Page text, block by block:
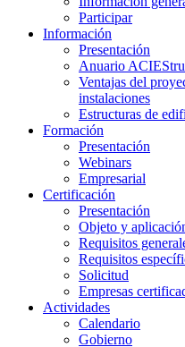
Participar
Información
Presentación
Anuario
Ventajas del
instalaciones
Estructuras de
Formación
Presentación
Webinars
Empresarial
Certificación
Presentación
Objeto y
Requisitos
Requisitos
Solicitud
Empresas
Actividades
Calendario
Gobierno